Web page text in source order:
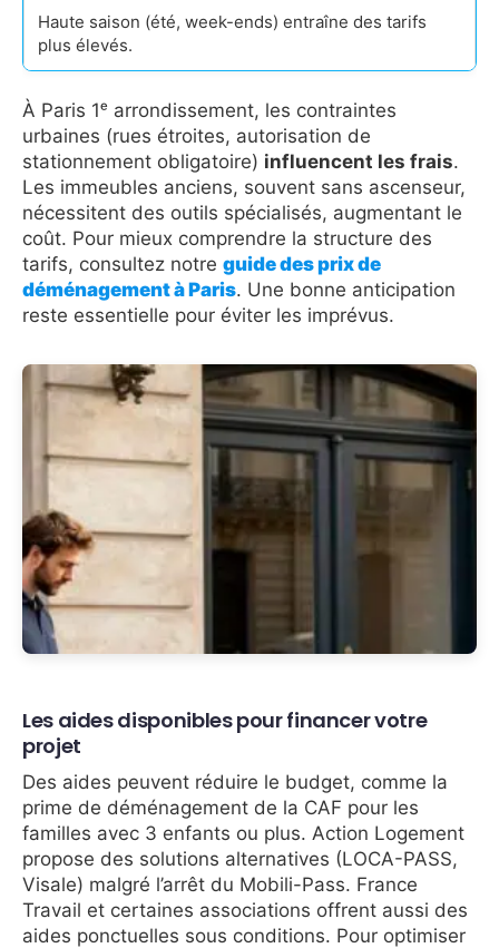
Haute saison (été, week-ends) entraîne des tarifs
plus élevés.
À Paris 1ᵉ arrondissement, les contraintes
urbaines (rues étroites, autorisation de
stationnement obligatoire) influencent les frais.
Les immeubles anciens, souvent sans ascenseur,
nécessitent des outils spécialisés, augmentant le
coût. Pour mieux comprendre la structure des
tarifs, consultez notre guide des prix de
déménagement à Paris. Une bonne anticipation
reste essentielle pour éviter les imprévus.
Les aides disponibles pour financer votre
projet
Des aides peuvent réduire le budget, comme la
prime de déménagement de la CAF pour les
familles avec 3 enfants ou plus. Action Logement
propose des solutions alternatives (LOCA-PASS,
Visale) malgré l’arrêt du Mobili-Pass. France
Travail et certaines associations offrent aussi des
aides ponctuelles sous conditions. Pour optimiser